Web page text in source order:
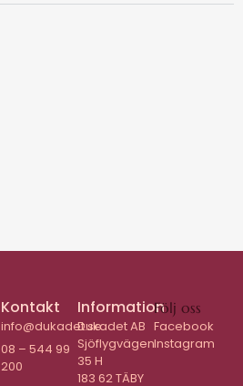
Kontakt
info@dukadet.se
08 – 544 99
200
Information
Dukadet AB
Sjöflygvägen
35 H
183 62 TÄBY
Följ oss
Facebook
Instagram